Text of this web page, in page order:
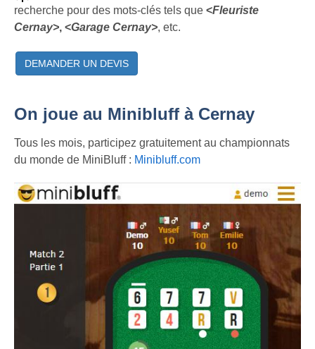
recherche pour des mots-clés tels que <Fleuriste
Cernay>, <Garage Cernay>, etc.
DEMANDER UN DEVIS
On joue au Minibluff à Cernay
Tous les mois, participez gratuitement au championnats
du monde de MiniBluff : Minibluff.com